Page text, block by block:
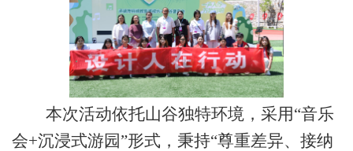
本次活动依托山谷独特环境，采用“音乐
会+沉浸式游园”形式，秉持“尊重差异、接纳